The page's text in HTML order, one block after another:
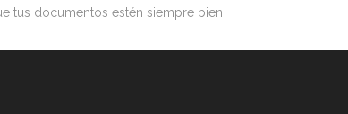
tus documentos estén siempre bien